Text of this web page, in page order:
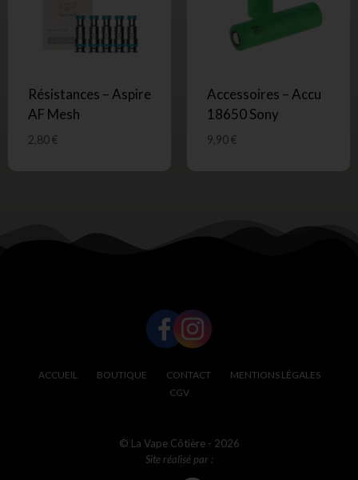
Résistances – Aspire
AF Mesh
2,80€
Accessoires – Accu
18650 Sony
9,90€
ACCUEIL BOUTIQUE CONTACT
MENTIONS LÉGALES
CGV
© La Vape Côtière - 2026
Site réalisé par :